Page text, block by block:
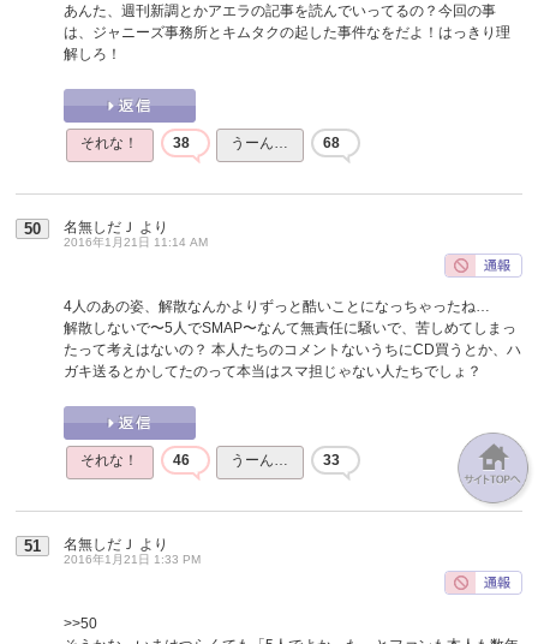
あんた、週刊新調とかアエラの記事を読んでいってるの？今回の事
は、ジャニーズ事務所とキムタクの起した事件なをだよ！はっきり理
解しろ！
それな！ 38 うーん… 68
50 名無しだＪ より
2016年1月21日 11:14 AM
4人のあの姿、解散なんかよりずっと酷いことになっちゃったね…
解散しないで〜5人でSMAP〜なんて無責任に騒いで、苦しめてしまっ
たって考えはないの？ 本人たちのコメントないうちにCD買うとか、ハ
ガキ送るとかしてたのって本当はスマ担じゃない人たちでしょ？
それな！ 46 うーん… 33
51 名無しだＪ より
2016年1月21日 1:33 PM
>>50